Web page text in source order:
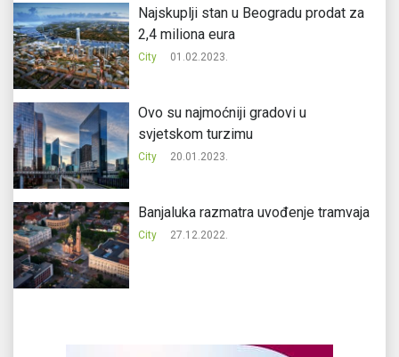
Najskuplji stan u Beogradu prodat za
2,4 miliona eura
City 01.02.2023.
Ovo su najmoćniji gradovi u
svjetskom turzimu
City 20.01.2023.
Banjaluka razmatra uvođenje tramvaja
City 27.12.2022.